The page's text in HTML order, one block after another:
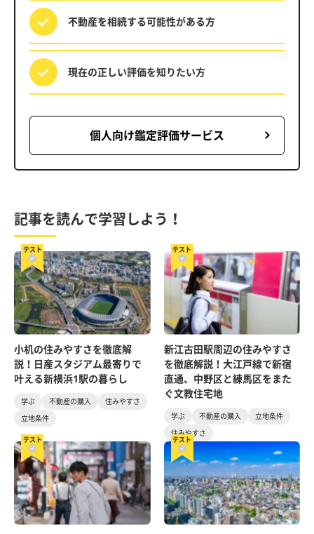
不動産を相続する可能性がある方
現在の正しい評価を知りたい方
個人向け鑑定評価サービス
記事を読んで学習しよう！
テスト
小机の住みやすさを徹底解
説！日産スタジアム最寄りで
叶える新横浜1駅の暮らし
学ぶ 不動産の購入
住みやすさ
立地条件
テスト
新江古田駅周辺の住みやすさ
を徹底解説！大江戸線で新宿
直通、中野区と練馬区をまた
ぐ文教住宅地
学ぶ 不動産の購入
立地条件
住みやすさ
テスト テスト